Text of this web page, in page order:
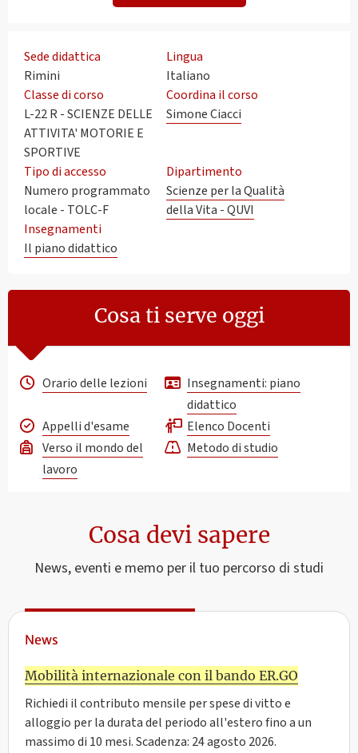
Sede didattica
Rimini
Lingua
Italiano
Classe di corso
L-22 R - SCIENZE DELLE
ATTIVITA' MOTORIE E
SPORTIVE
Coordina il corso
Simone Ciacci
Tipo di accesso
Numero programmato
locale - TOLC-F
Dipartimento
Scienze per la Qualità
della Vita - QUVI
Insegnamenti
Il piano didattico
Cosa ti serve oggi
Orario delle lezioni
Insegnamenti: piano
didattico
Appelli d'esame
Elenco Docenti
Verso il mondo del
lavoro
Metodo di studio
Cosa devi sapere
News, eventi e memo per il tuo percorso di studi
News
Mobilità internazionale con il bando ER.GO
Richiedi il contributo mensile per spese di vitto e
alloggio per la durata del periodo all'estero fino a un
massimo di 10 mesi. Scadenza: 24 agosto 2026.